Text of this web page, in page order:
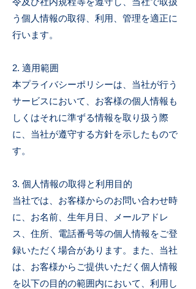
う個人情報の取得、利用、管理を適正に
行います。
2. 適用範囲
本プライバシーポリシーは、当社が行う
サービスにおいて、お客様の個人情報も
しくはそれに準ずる情報を取り扱う際
に、当社が遵守する方針を示したもので
す。
3. 個人情報の取得と利用目的
当社では、お客様からのお問い合わせ時
に、お名前、生年月日、メールアドレ
ス、住所、電話番号等の個人情報をご登
録いただく場合があります。また、当社
は、お客様からご提供いただく個人情報
を以下の目的の範囲内において、利用し